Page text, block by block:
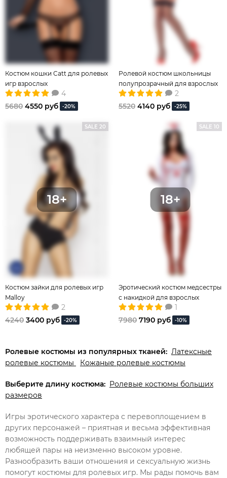
Костюм кошки Catt для ролевых
игр взрослых
4
5680 4550 руб -20%
Ролевой костюм школьницы
полупрозрачный для взрослых
эротических игр 2
5520 4140 руб -25%
SALE 20
Костюм зайки для ролевых игр
Malloy
2
4240 3400 руб -20%
SALE 10
Эротический костюм медсестры
с накидкой для взрослых
сексуальных игр 1
7980 7190 руб -10%
Ролевые костюмы из популярных тканей: Латексные
ролевые костюмы
Кожаные ролевые костюмы
Выберите длину костюма: Ролевые костюмы больших
размеров
Игры эротического характера с перевоплощением в
других персонажей – приятная и весьма эффективная
возможность поддерживать взаимный интерес
любящей пары на неизменно высоком уровне.
Разнообразить ваши отношения и сексуальную жизнь
помогут костюмы для ролевых игр. Мы рады помочь вам